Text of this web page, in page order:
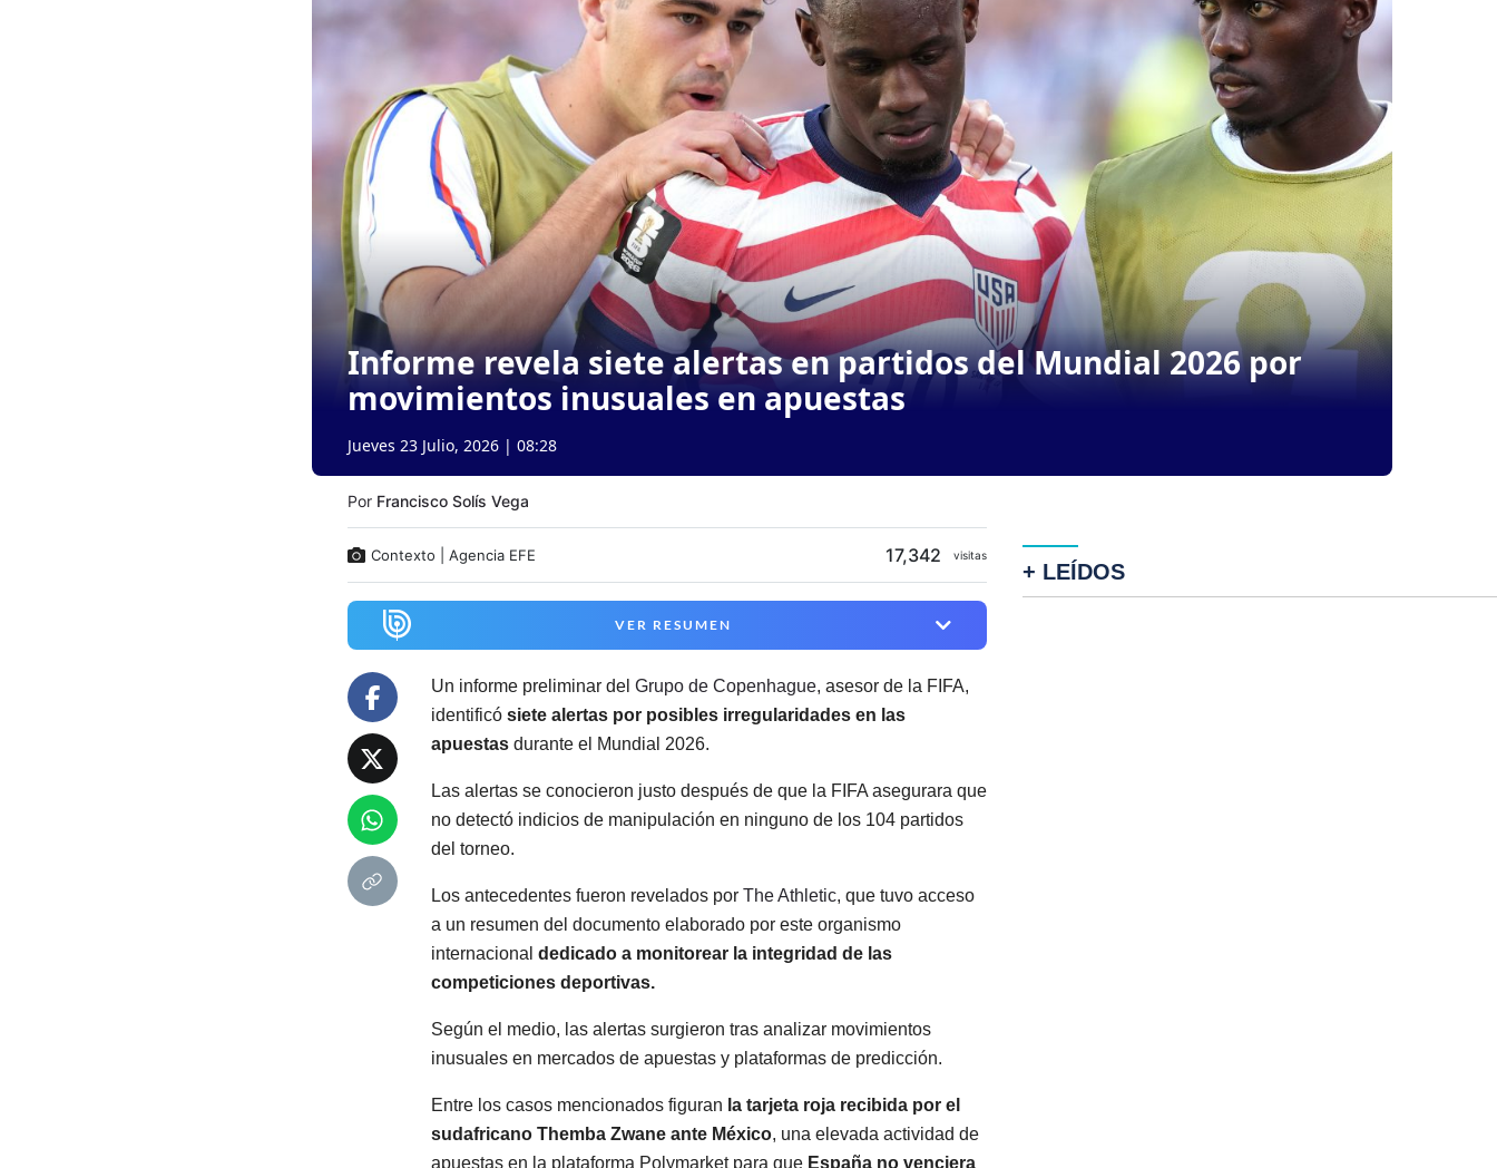
Informe revela siete alertas en partidos del Mundial 2026 por
movimientos inusuales en apuestas
Jueves 23 Julio, 2026 | 08:28
Por Francisco Solís Vega
Contexto | Agencia EFE visitas
17,342
VER RESUMEN
Un informe preliminar del Grupo de Copenhague, asesor de la FIFA,
identificó siete alertas por posibles irregularidades en las
apuestasdurante el Mundial 2026.
Las alertas se conocieron justo después de que la FIFA asegurara que
no detectó indicios de manipulación en ninguno de los 104 partidos
del torneo.
Los antecedentes fueron revelados por The Athletic, que tuvo acceso
a un resumen del documento elaborado por este organismo
internacional dedicado a monitorear la integridad de las
competiciones deportivas.
Según el medio, las alertas surgieron tras analizar movimientos
inusuales en mercados de apuestas y plataformas de predicción.
Entre los casos mencionados figuran la tarjeta roja recibida por el
sudafricano Themba Zwane ante México, una elevada actividad de
apuestas en la plataforma Polymarket para que España no venciera
+ LEÍDOS